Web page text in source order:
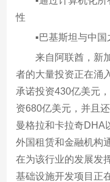
性
▪巴基斯坦与中国
来自阿联酋，新
者的大量投资正在涌
承诺投资430亿美元
资680亿美元，并且
曼格拉和卡拉奇DHA
外国租赁和金融机构
在为该行业的发展发
基础设施开发项目正